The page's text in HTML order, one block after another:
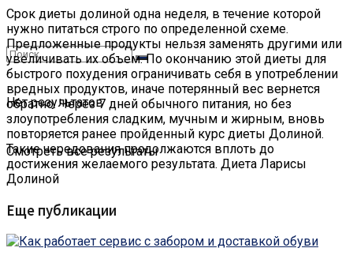
Нет результатов
Смотреть все результаты
Срок диеты долиной одна неделя, в течение которой
нужно питаться строго по определенной схеме.
Предложенные продукты нельзя заменять другими или
увеличивать их объем. По окончанию этой диеты для
быстрого похудения ограничивать себя в употреблении
вредных продуктов, иначе потерянный вес вернется
обратно. Через 7 дней обычного питания, но без
злоупотребления сладким, мучным и жирным, вновь
повторяется ранее пройденный курс диеты Долиной.
Такие чередования продолжаются вплоть до
достижения желаемого результата. Диета Ларисы
Долиной
Еще публикации